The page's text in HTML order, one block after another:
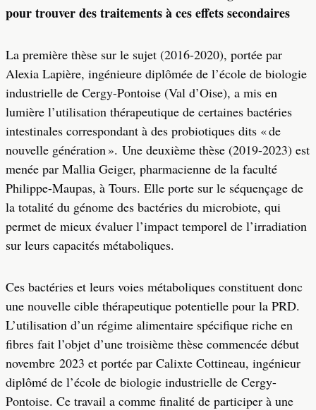
pour trouver des traitements à ces effets secondaires
La première thèse sur le sujet (2016-2020), portée par
Alexia Lapière, ingénieure diplômée de l’école de biologie
industrielle de Cergy-Pontoise (Val d’Oise), a mis en
lumière l’utilisation thérapeutique de certaines bactéries
intestinales correspondant à des probiotiques dits « de
nouvelle génération ». Une deuxième thèse (2019-2023) est
menée par Mallia Geiger, pharmacienne de la faculté
Philippe-Maupas, à Tours. Elle porte sur le séquençage de
la totalité du génome des bactéries du microbiote, qui
permet de mieux évaluer l’impact temporel de l’irradiation
sur leurs capacités métaboliques.
Ces bactéries et leurs voies métaboliques constituent donc
une nouvelle cible thérapeutique potentielle pour la PRD.
L’utilisation d’un régime alimentaire spécifique riche en
fibres fait l’objet d’une troisième thèse commencée début
novembre 2023 et portée par Calixte Cottineau, ingénieur
diplômé de l’école de biologie industrielle de Cergy-
Pontoise. Ce travail a comme finalité de participer à une